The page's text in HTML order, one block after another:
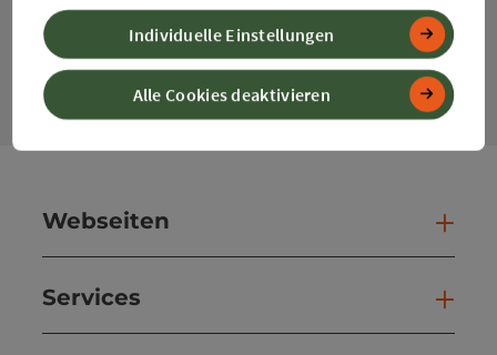
Kontaktformular
Webseiten
Services
Alle Cookies deaktivieren
Individuelle Einstellungen